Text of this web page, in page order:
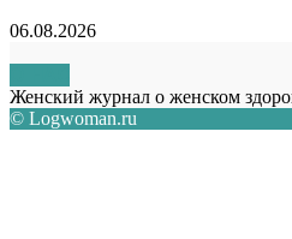
06.08.2026
Женский журнал о женском
© Logwoman.ru